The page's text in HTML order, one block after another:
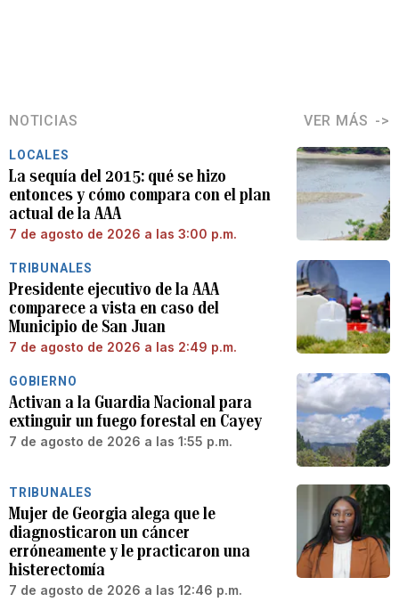
NOTICIAS VER MÁS
LOCALES
La sequía del 2015: qué se hizo
entonces y cómo compara con el plan
actual de la AAA
7 de agosto de 2026 a las 3:00 p.m.
TRIBUNALES
Presidente ejecutivo de la AAA
comparece a vista en caso del
Municipio de San Juan
7 de agosto de 2026 a las 2:49 p.m.
GOBIERNO
Activan a la Guardia Nacional para
extinguir un fuego forestal en Cayey
7 de agosto de 2026 a las 1:55 p.m.
TRIBUNALES
Mujer de Georgia alega que le
diagnosticaron un cáncer
erróneamente y le practicaron una
histerectomía
7 de agosto de 2026 a las 12:46 p.m.